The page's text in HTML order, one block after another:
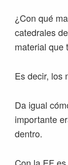
¿Con qué
catedrales
material que
Es decir, los
Da igual
importante
dentro.